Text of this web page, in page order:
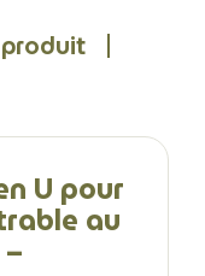
U pour
au